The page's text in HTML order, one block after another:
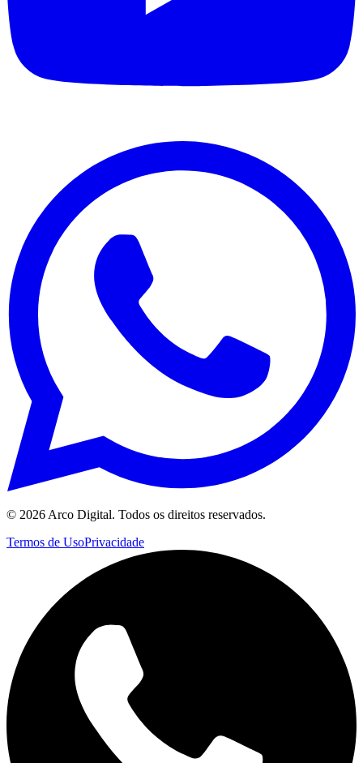
© 2026 Arco Digital. Todos os direitos reservados.
Termos de UsoPrivacidade